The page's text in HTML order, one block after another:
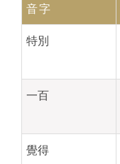
音字
特別
一百
覺得